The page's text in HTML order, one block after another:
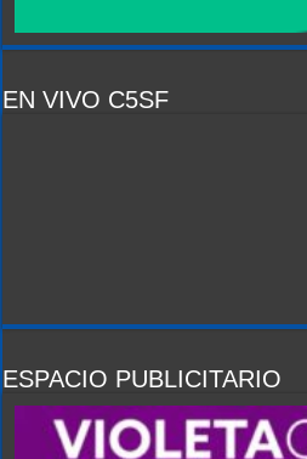
EN VIVO C5SF
ESPACIO PUBLICITARIO